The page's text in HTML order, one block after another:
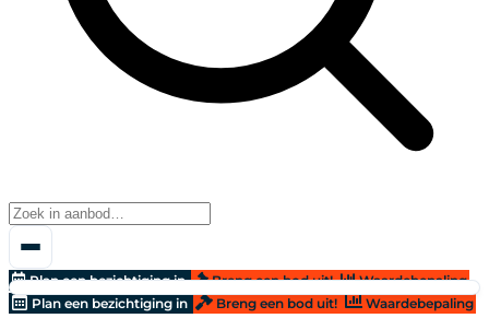
Plan een bezichtiging in Breng een bod uit!
Waardebepaling
Plan een bezichtiging in
Breng een bod uit! Waardebepaling